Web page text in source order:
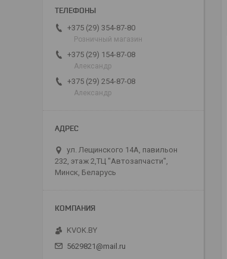
+375 (29) 354-87-80
Розничный магазин
+375 (29) 154-87-08
Александр
+375 (29) 254-87-08
Александр
ул. Лещинского 14А, павильон
232, этаж 2,ТЦ "Автозапчасти",
Минск, Беларусь
KVOK.BY
5629821@mail.ru